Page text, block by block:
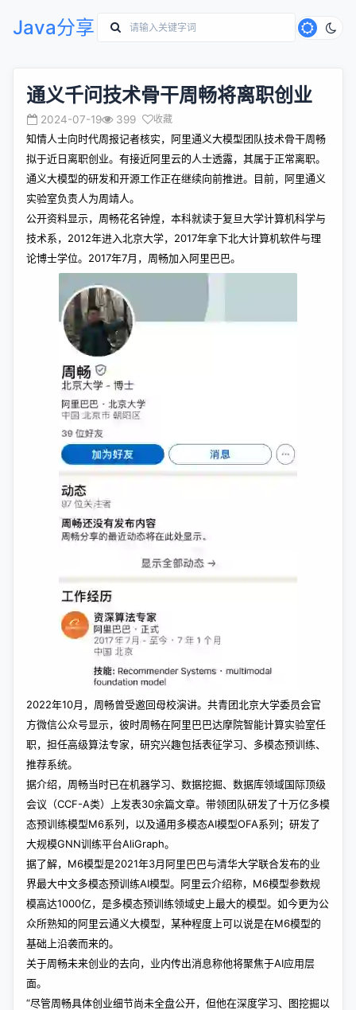
Java分享
通义千问技术骨干周畅将离职创业
2024-07-19 399 收藏
知情人士向时代周报记者核实， 阿里通义大模型团队技术骨干周畅
拟于近日离职创业。有接近阿里云的人士透露，其属于正常离职。
通义大模型的研发和开源工作正在继续向前推进。目前，阿里通义
实验室负责人为周靖人。
公开资料显示，周畅花名钟煌，本科就读于复旦大学计算机科学与
技术系，2012年进入北京大学，2017年拿下北大计算机软件与理
论博士学位。2017年7月，周畅加入阿里巴巴。
2022年10月，周畅曾受邀回母校演讲。共青团北京大学委员会官
方微信公众号显示，彼时周畅在阿里巴巴达摩院智能计算实验室任
职，担任高级算法专家，研究兴趣包括表征学习、多模态预训练、
推荐系统。
据介绍，周畅当时已在机器学习、数据挖掘、数据库领域国际顶级
会议（CCF-A类）上发表30余篇文章。带领团队研发了十万亿多模
态预训练模型M6系列，以及通用多模态AI模型OFA系列；研发了
大规模GNN训练平台AliGraph。
据了解，M6模型是2021年3月阿里巴巴与清华大学联合发布的业
界最大中文多模态预训练AI模型。阿里云介绍称，M6模型参数规
模高达1000亿，是多模态预训练领域史上最大的模型。如今更为公
众所熟知的阿里云通义大模型，某种程度上可以说是在M6模型的
基础上沿袭而来的。
关于周畅未来创业的去向，业内传出消息称他将聚焦于AI应用层
面。
“尽管周畅具体创业细节尚未全盘公开，但他在深度学习、图挖掘以